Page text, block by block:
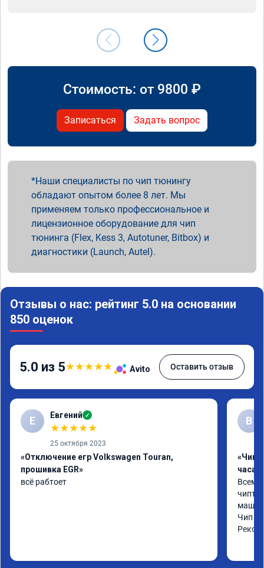
Стоимость: от 9800 ₽
Записаться Задать вопрос
Наши специалисты по чип тюнингу
обладают опытом более 8 лет. Мы
применяем только профессиональное и
лицензионное оборудование для чип
тюнинга (Flex, Kess 3, Autotuner, Bitbox) и
диагностики (Launch, Autel).
Отзывы о нас: рейтинг 5.0 на основании
850 оценок
5.0 из 5★★★★★ Avito Оставить отзыв
Е Евгений ✓
★★★★★
25 октября 2023
«Отключение егр Volkswagen Touran,
прошивка EGR»
всё рабтоет
В
«Чип
часа»
Всем
Чип